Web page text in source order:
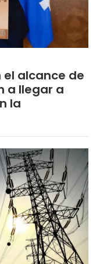
el alcance de
a llegar a
la